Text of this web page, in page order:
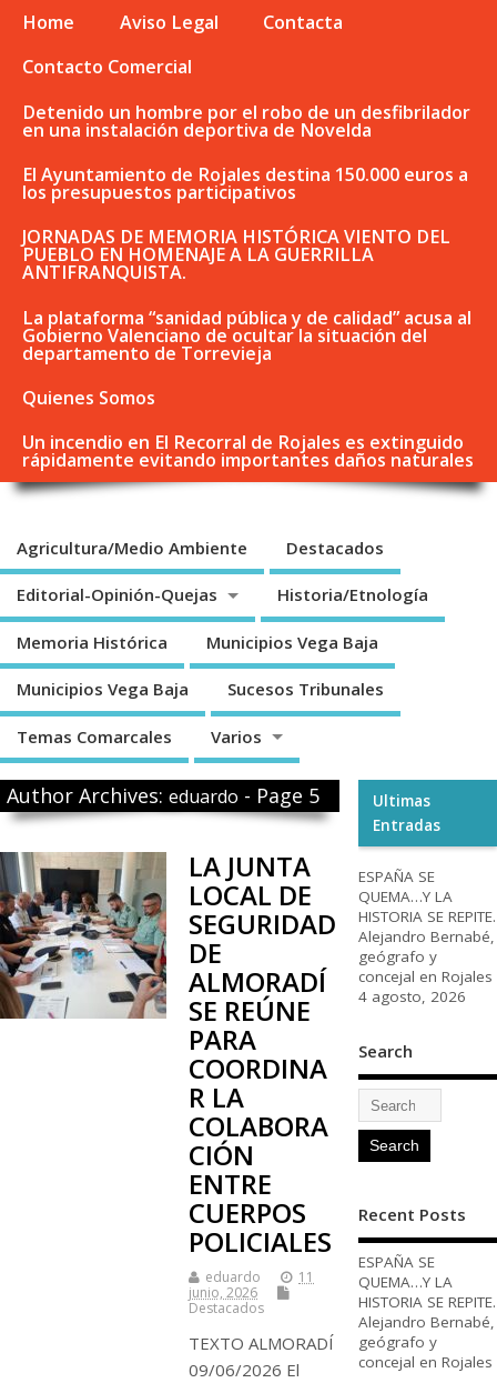
Home Aviso Legal
Contacta
Contacto Comercial
Detenido un hombre por el robo de un desfibrilador
en una instalación deportiva de Novelda
El Ayuntamiento de Rojales destina 150.000 euros a
los presupuestos participativos
JORNADAS DE MEMORIA HISTÓRICA VIENTO DEL
PUEBLO EN HOMENAJE A LA GUERRILLA
ANTIFRANQUISTA.
La plataforma “sanidad pública y de calidad” acusa al
Gobierno Valenciano de ocultar la situación del
departamento de Torrevieja
Quienes Somos
Un incendio en El Recorral de Rojales es extinguido
rápidamente evitando importantes daños naturales
Agricultura/Medio Ambiente Destacados
Editorial-Opinión-Quejas Historia/Etnología
Memoria Histórica Municipios Vega Baja
Municipios Vega Baja Sucesos Tribunales
Temas Comarcales Varios
Author Archives:eduardo - Page 5
LA JUNTA
LOCAL DE
SEGURIDAD
DE
ALMORADÍ
SE REÚNE
PARA
COORDINA
R LA
COLABORA
CIÓN
ENTRE
CUERPOS
POLICIALES
eduardo
11
junio, 2026
Destacados
TEXTO ALMORADÍ
09/06/2026 El
Ultimas
Entradas
ESPAÑA SE
QUEMA…Y LA
HISTORIA SE REPITE.
Alejandro Bernabé,
geógrafo y
concejal en Rojales
4 agosto, 2026
Search
Recent Posts
ESPAÑA SE
QUEMA…Y LA
HISTORIA SE REPITE.
Alejandro Bernabé,
geógrafo y
concejal en Rojales